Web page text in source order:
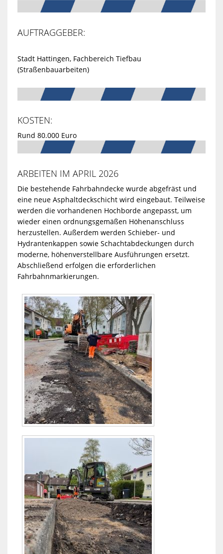
AUFTRAGGEBER:
Stadt Hattingen, Fachbereich Tiefbau
(Straßenbauarbeiten)
KOSTEN:
Rund 80.000 Euro
ARBEITEN IM APRIL 2026
Die bestehende Fahrbahndecke wurde abgefräst und
eine neue Asphaltdeckschicht wird eingebaut. Teilweise
werden die vorhandenen Hochborde angepasst, um
wieder einen ordnungsgemäßen Höhenanschluss
herzustellen. Außerdem werden Schieber- und
Hydrantenkappen sowie Schachtabdeckungen durch
moderne, höhenverstellbare Ausführungen ersetzt.
Abschließend erfolgen die erforderlichen
Fahrbahnmarkierungen.